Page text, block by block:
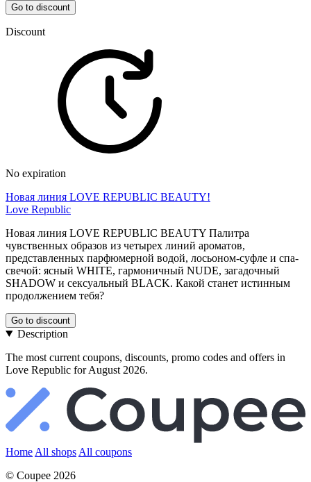
Go to discount
Discount
No expiration
Новая линия LOVE REPUBLIC BEAUTY!
Love Republic
Новая линия LOVE REPUBLIC BEAUTY Палитра
чувственных образов из четырех линий ароматов,
представленных парфюмерной водой, лосьоном-суфле и спа-
свечой: ясный WHITE, гармоничный NUDE, загадочный
SHADOW и сексуальный BLACK. Какой станет истинным
продолжением тебя?
Go to discount
Description
The most current coupons, discounts, promo codes and offers in
Love Republic for August 2026.
Home All shops All coupons
© Coupee 2026